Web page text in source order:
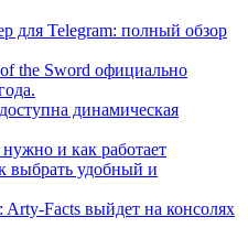
для Telegram: полный обзор
the Sword официально
динамическая
и как работает
выбрать удобный и
Facts выйдет на консолях